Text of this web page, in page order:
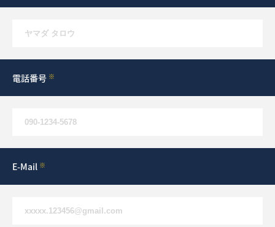
スペシャルムービーを見る
電話番号 ※
E-Mail ※